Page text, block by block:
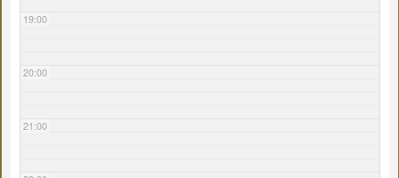
19:00
20:00
21:00